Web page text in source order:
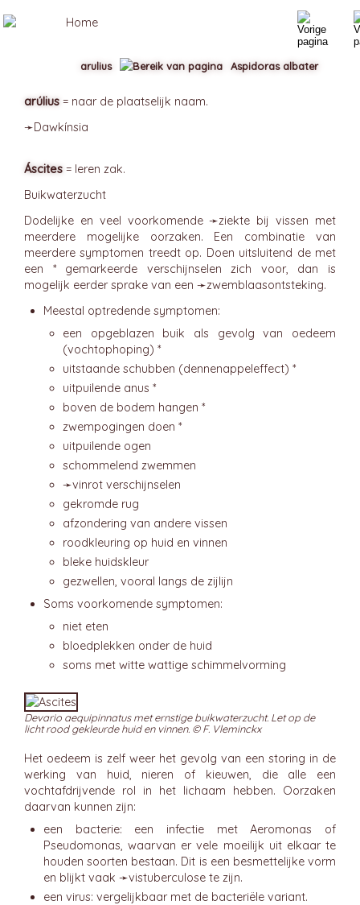
arúlius = naar de plaatselijk naam.
➛Dawkínsia
Áscites = leren zak.
Buikwaterzucht
Dodelijke en veel voorkomende ➛ziekte bij vissen met
meerdere mogelijke oorzaken. Een combinatie van
meerdere symptomen treedt op. Doen uitsluitend de met
een * gemarkeerde verschijnselen zich voor, dan is
mogelijk eerder sprake van een ➛zwemblaasontsteking.
Meestal optredende symptomen:
een opgeblazen buik als gevolg van oedeem
(vochtophoping) *
uitstaande schubben (dennenappeleffect) *
uitpuilende anus *
boven de bodem hangen *
zwempogingen doen *
uitpuilende ogen
schommelend zwemmen
➛vinrot verschijnselen
gekromde rug
afzondering van andere vissen
roodkleuring op huid en vinnen
bleke huidskleur
gezwellen, vooral langs de zijlijn
Soms voorkomende symptomen:
niet eten
bloedplekken onder de huid
soms met witte wattige schimmelvorming
Devario aequipinnatus met ernstige buikwaterzucht. Let op de
licht rood gekleurde huid en vinnen. © F. Vleminckx
Het oedeem is zelf weer het gevolg van een storing in de
werking van huid, nieren of kieuwen, die alle een
vochtafdrijvende rol in het lichaam hebben. Oorzaken
daarvan kunnen zijn:
een bacterie: een infectie met Aeromonas of
Pseudomonas, waarvan er vele moeilijk uit elkaar te
houden soorten bestaan. Dit is een besmettelijke vorm
en blijkt vaak ➛vistuberculose te zijn.
een virus: vergelijkbaar met de bacteriële variant.
arulius Aspidoras albater